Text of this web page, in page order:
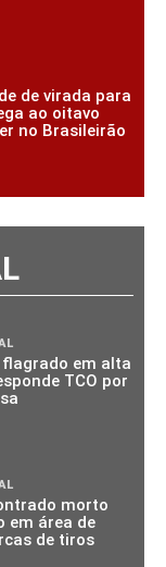
de virada para
ao oitavo
no Brasileirão
em alta
TCO por
morto
em área de
de tiros